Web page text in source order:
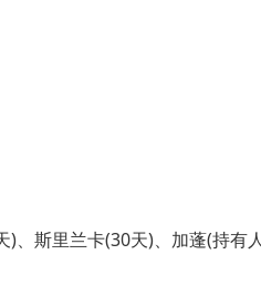
)、斯里兰卡(30天)、加蓬(持有